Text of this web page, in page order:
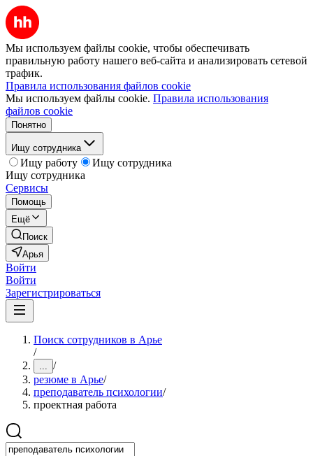
Мы используем файлы cookie, чтобы обеспечивать
правильную работу нашего веб-сайта и анализировать сетевой
трафик.
Правила использования файлов cookie
Мы используем файлы cookie. Правила использования
файлов cookie
Понятно
Ищу сотрудника
Ищу работу
Ищу сотрудника
Ищу сотрудника
Сервисы
Помощь
Ещё
Поиск
Арья
Войти
Войти
Зарегистрироваться
Поиск сотрудников в Арье
/
... /
резюме в Арье/
преподаватель психологии/
проектная работа